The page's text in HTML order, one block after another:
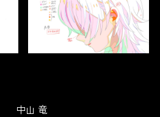
中山 竜